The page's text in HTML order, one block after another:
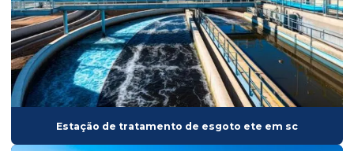
Drenagem e saneamento
Drenagem e saneamento orçamento
Empresa para construcao civil
Empresa de drenagem
Empresa de drenagem de água
Estação de tratamento de esgoto ete em sc